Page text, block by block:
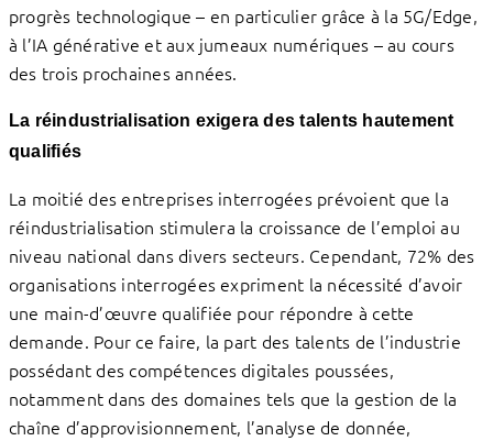
progrès technologique – en particulier grâce à la 5G/Edge,
à l’IA générative et aux jumeaux numériques – au cours
des trois prochaines années.
La réindustrialisation exigera des talents hautement
qualifiés
La moitié des entreprises interrogées prévoient que la
réindustrialisation stimulera la croissance de l’emploi au
niveau national dans divers secteurs. Cependant, 72% des
organisations interrogées expriment la nécessité d’avoir
une main-d’œuvre qualifiée pour répondre à cette
demande. Pour ce faire, la part des talents de l’industrie
possédant des compétences digitales poussées,
notamment dans des domaines tels que la gestion de la
chaîne d’approvisionnement, l’analyse de donnée,